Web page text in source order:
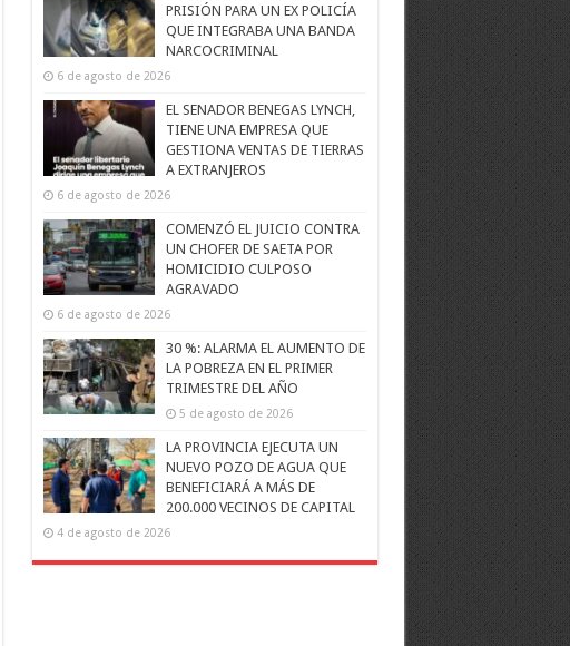
PRISIÓN PARA UN EX POLICÍA
QUE INTEGRABA UNA BANDA
NARCOCRIMINAL
6 de agosto de 2026
EL SENADOR BENEGAS LYNCH,
TIENE UNA EMPRESA QUE
GESTIONA VENTAS DE TIERRAS
A EXTRANJEROS
6 de agosto de 2026
COMENZÓ EL JUICIO CONTRA
UN CHOFER DE SAETA POR
HOMICIDIO CULPOSO
AGRAVADO
6 de agosto de 2026
30 %: ALARMA EL AUMENTO DE
LA POBREZA EN EL PRIMER
TRIMESTRE DEL AÑO
5 de agosto de 2026
LA PROVINCIA EJECUTA UN
NUEVO POZO DE AGUA QUE
BENEFICIARÁ A MÁS DE
200.000 VECINOS DE CAPITAL
4 de agosto de 2026